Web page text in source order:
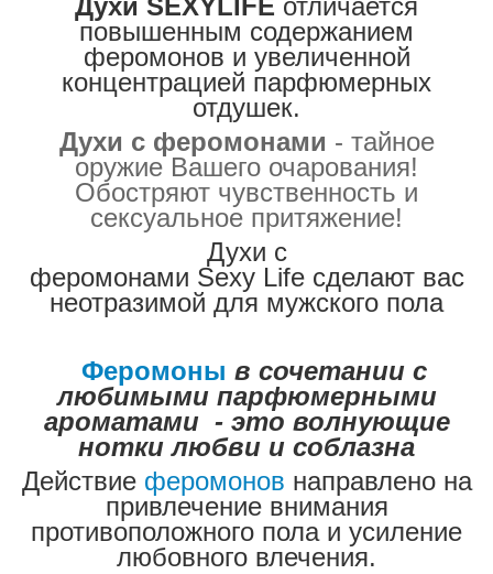
повышенным содержанием
феромонов и увеличенной
концентрацией парфюмерных
отдушек.
Духи с феромонами - тайное
оружие Вашего очарования!
Обостряют чувственность и
сексуальное притяжение!
Духи с
феромонами Sexy Life сделают вас
неотразимой для мужского пола
Феромоны в сочетании с
любимыми парфюмерными
ароматами - это волнующие
нотки любви и соблазна
Действие феромонов направлено на
привлечение внимания
противоположного пола и усиление
любовного влечения.